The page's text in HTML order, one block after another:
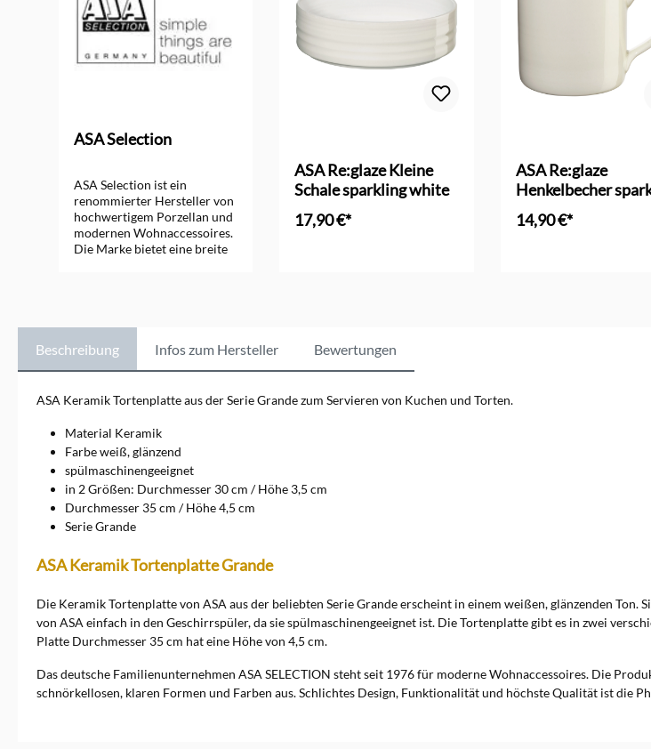
ASA Selection
ASA Selection ist ein
renommierter Hersteller von
hochwertigem Porzellan und
modernen Wohnaccessoires.
Die Marke bietet eine breite
ASA Selection steht für
zeitlose Eleganz und
innovative Gestaltung, die
jedes Zuhause bereichern.
Die Kollektionen
umfassen&nbsp;Geschirr,
und vieles mehr, die sich
durch klare Linien und
schlichte Ästhetik
auszeichnen. Ob für den
täglichen Gebrauch oder
besondere Anlässe, ASA
Produkt. Entdecken Sie die
ASA Selection und bringen
Sie zeitlose Schönheit in Ihr
Kontakt zu der Marke ist
GmbH, Rudolf-Diesel-Str. 3,
56203 Höhr-Grenzhausen,
ASA Re:glaze Kleine
Schale sparkling white
17,90 €*
ASA Re:glaze
Henkelbecher
white
14,90 €*
Beschreibung Infos zum Hersteller Bewertungen
ASA Keramik Tortenplatte aus der Serie Grande zum Servieren von Kuchen und Torten.
Material Keramik
Farbe weiß, glänzend
spülmaschinengeeignet
in 2 Größen: Durchmesser 30 cm / Höhe 3,5 cm
Durchmesser 35 cm / Höhe 4,5 cm
Serie Grande
ASA Keramik Tortenplatte Grande
Die Keramik Tortenplatte von ASA aus der beliebten Serie Grande erscheint in einem weißen, glänzenden Ton.
von ASA einfach in den Geschirrspüler, da sie spülmaschinengeeignet ist. Die Tortenplatte gibt es in zwei
Platte Durchmesser 35 cm hat eine Höhe von 4,5 cm.
Das deutsche Familienunternehmen ASA SELECTION steht seit 1976 für moderne Wohnaccessoires. Die
schnörkellosen, klaren Formen und Farben aus. Schlichtes Design, Funktionalität und höchste Qualität ist